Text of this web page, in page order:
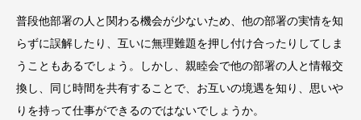
普段他部署の人と関わる機会が少ないため、他の部署の実情を知
らずに誤解したり、互いに無理難題を押し付け合ったりしてしま
うこともあるでしょう。しかし、親睦会で他の部署の人と情報交
換し、同じ時間を共有することで、お互いの境遇を知り、思いや
りを持って仕事ができるのではないでしょうか。